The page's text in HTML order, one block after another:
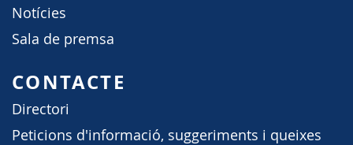
Notícies
Sala de premsa
CONTACTE
Directori
Peticions d'informació, suggeriments i queixes